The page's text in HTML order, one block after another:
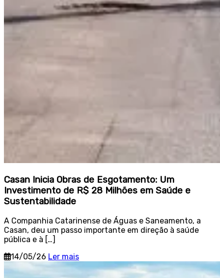
Casan Inicia Obras de Esgotamento: Um
Investimento de R$ 28 Milhões em Saúde e
Sustentabilidade
A Companhia Catarinense de Águas e Saneamento, a
Casan, deu um passo importante em direção à saúde
pública e à […]
14/05/26 Ler mais